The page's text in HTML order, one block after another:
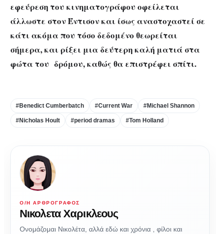
εφεύρεση του κινηματογράφου οφείλεται
άλλωστε στον Έντισον και ίσως αναστοχαστεί σε
κάτι ακόμα που τόσο δεδομένο θεωρείται
σήμερα, και ρίξει μια δεύτερη καλή ματιά στα
φώτα του δρόμου, καθώς θα επιστρέφει σπίτι.
#Benedict Cumberbatch #Current War #Michael Shannon
#Nicholas Hoult #period dramas #Tom Holland
Ο/Η ΑΡΘΡΟΓΡΆΦΟΣ
Νικολετα Χαρικλεους
Ονομάζομαι Νικολέτα, αλλά εδώ και χρόνια , φίλοι και